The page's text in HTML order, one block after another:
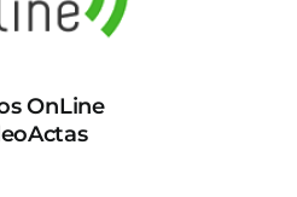
OnLine